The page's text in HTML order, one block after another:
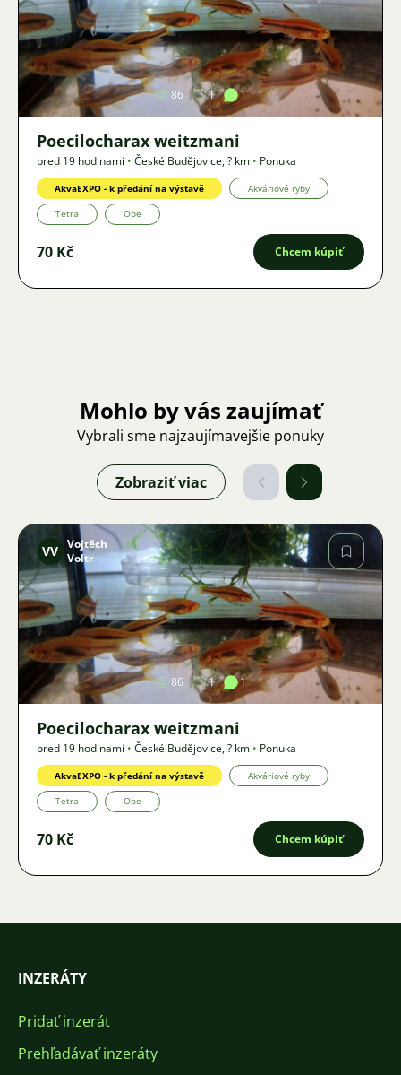
Obrázok
86 1 1
Poecilocharax weitzmani
pred 19 hodinami • České Budějovice,? km • Ponuka
AkvaEXPO - k předání na výstavě Akváriové ryby
Tetra Obe
70 Kč Chcem kúpiť
Mohlo by vás zaujímať
Vybrali sme najzaujímavejšie ponuky
Zobraziť viac
Obrázok
VV Vojtěch
Voltr
86 1 1
Poecilocharax weitzmani
pred 19 hodinami • České Budějovice,? km • Ponuka
AkvaEXPO - k předání na výstavě Akváriové ryby
Tetra Obe
70 Kč Chcem kúpiť
INZERÁTY
Pridať inzerát
Prehľadávať inzeráty